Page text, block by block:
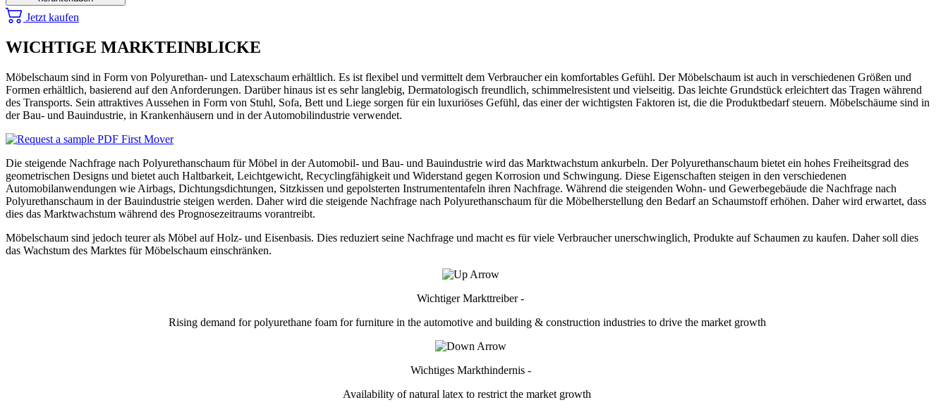
Jetzt kaufen
WICHTIGE MARKTEINBLICKE
Möbelschaum sind in Form von Polyurethan- und Latexschaum erhältlich. Es ist flexibel und vermittelt dem Verbraucher ein komfortables Gefühl. Der Möbelschaum ist auch in verschiedenen Größen und
Formen erhältlich, basierend auf den Anforderungen. Darüber hinaus ist es sehr langlebig, Dermatologisch freundlich, schimmelresistent und vielseitig. Das leichte Grundstück erleichtert das Tragen während
des Transports. Sein attraktives Aussehen in Form von Stuhl, Sofa, Bett und Liege sorgen für ein luxuriöses Gefühl, das einer der wichtigsten Faktoren ist, die die Produktbedarf steuern. Möbelschäume sind in
der Bau- und Bauindustrie, in Krankenhäusern und in der Automobilindustrie verwendet.
Die steigende Nachfrage nach Polyurethanschaum für Möbel in der Automobil- und Bau- und Bauindustrie wird das Marktwachstum ankurbeln. Der Polyurethanschaum bietet ein hohes Freiheitsgrad des
geometrischen Designs und bietet auch Haltbarkeit, Leichtgewicht, Recyclingfähigkeit und Widerstand gegen Korrosion und Schwingung. Diese Eigenschaften steigen in den verschiedenen
Automobilanwendungen wie Airbags, Dichtungsdichtungen, Sitzkissen und gepolsterten Instrumententafeln ihren Nachfrage. Während die steigenden Wohn- und Gewerbegebäude die Nachfrage nach
Polyurethanschaum in der Bauindustrie steigen werden. Daher wird die steigende Nachfrage nach Polyurethanschaum für die Möbelherstellung den Bedarf an Schaumstoff erhöhen. Daher wird erwartet, dass
dies das Marktwachstum während des Prognosezeitraums vorantreibt.
Möbelschaum sind jedoch teurer als Möbel auf Holz- und Eisenbasis. Dies reduziert seine Nachfrage und macht es für viele Verbraucher unerschwinglich, Produkte auf Schaumen zu kaufen. Daher soll dies
das Wachstum des Marktes für Möbelschaum einschränken.
Wichtiger Markttreiber -
Rising demand for polyurethane foam for furniture in the automotive and building & construction industries to drive the market growth
Wichtiges Markthindernis -
Availability of natural latex to restrict the market growth